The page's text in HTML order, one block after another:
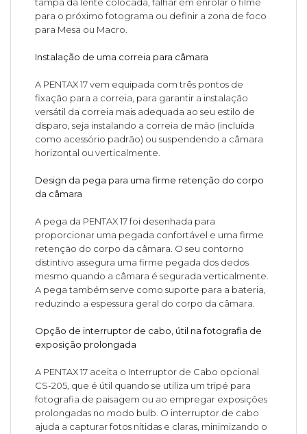
tampa da lente colocada, falhar em enrolar o filme
para o próximo fotograma ou definir a zona de foco
para Mesa ou Macro.
Instalação de uma correia para câmara
A PENTAX 17 vem equipada com três pontos de
fixação para a correia, para garantir a instalação
versátil da correia mais adequada ao seu estilo de
disparo, seja instalando a correia de mão (incluída
como acessório padrão) ou suspendendo a câmara
horizontal ou verticalmente.
Design da pega para uma firme retenção do corpo
da câmara
A pega da PENTAX 17 foi desenhada para
proporcionar uma pegada confortável e uma firme
retenção do corpo da câmara. O seu contorno
distintivo assegura uma firme pegada dos dedos
mesmo quando a câmara é segurada verticalmente.
A pega também serve como suporte para a bateria,
reduzindo a espessura geral do corpo da câmara.
Opção de interruptor de cabo, útil na fotografia de
exposição prolongada
A PENTAX 17 aceita o Interruptor de Cabo opcional
CS-205, que é útil quando se utiliza um tripé para
fotografia de paisagem ou ao empregar exposições
prolongadas no modo bulb. O interruptor de cabo
ajuda a capturar fotos nítidas e claras, minimizando o